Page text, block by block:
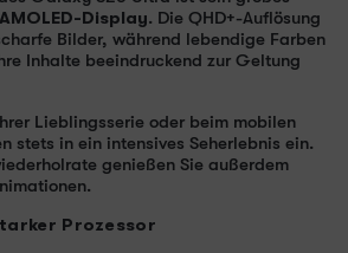
Display. Die QHD+-Auflösung
Bilder, während lebendige Farben
Inhalte beeindruckend zur Geltung
Lieblingsserie oder beim mobilen
stets in ein intensives Seherlebnis ein.
genießen Sie außerdem
Prozessor